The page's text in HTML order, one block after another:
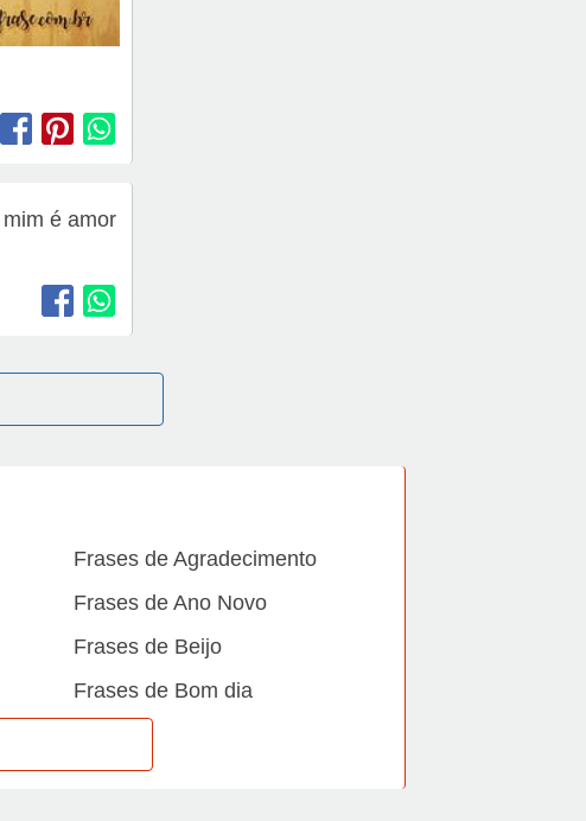
é amor
Frases de Agradecimento
Frases de Ano Novo
Frases de Beijo
Frases de Bom dia
Frases de Dia Internacional